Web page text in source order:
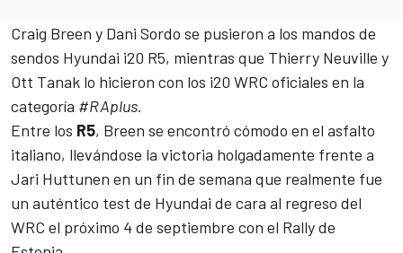
Craig Breen y Dani Sordo se pusieron a los mandos de
sendos Hyundai i20 R5, mientras que Thierry Neuville y
Ott Tanak lo hicieron con los i20 WRC oficiales en la
categoría #RAplus.
Entre los R5, Breen se encontró cómodo en el asfalto
italiano, llevándose la victoria holgadamente frente a
Jari Huttunen en un fin de semana que realmente fue
un auténtico test de Hyundai de cara al regreso del
WRC el próximo 4 de septiembre con el Rally de